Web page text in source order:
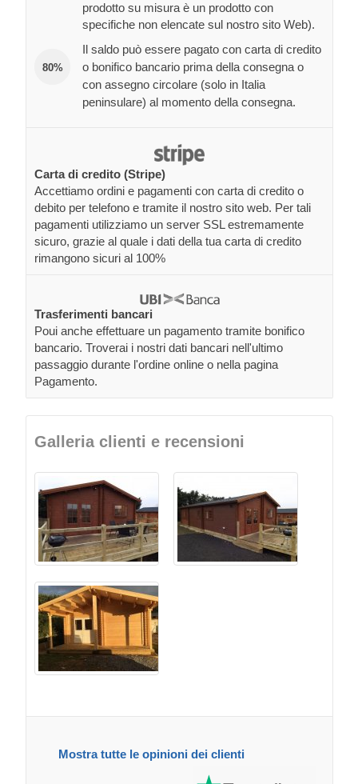
prodotto su misura è un prodotto con
specifiche non elencate sul nostro sito Web).
80%
Il saldo può essere pagato con carta di credito
o bonifico bancario prima della consegna o
con assegno circolare (solo in Italia
peninsulare) al momento della consegna.
Carta di credito (Stripe)
Accettiamo ordini e pagamenti con carta di credito o
debito per telefono e tramite il nostro sito web. Per tali
pagamenti utilizziamo un server SSL estremamente
sicuro, grazie al quale i dati della tua carta di credito
rimangono sicuri al 100%
Trasferimenti bancari
Poui anche effettuare un pagamento tramite bonifico
bancario. Troverai i nostri dati bancari nell'ultimo
passaggio durante l'ordine online o nella pagina
Pagamento.
Galleria clienti e recensioni
Mostra tutte le opinioni dei clienti